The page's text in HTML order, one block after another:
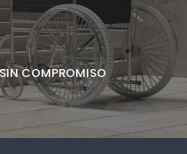
COMPROMISO